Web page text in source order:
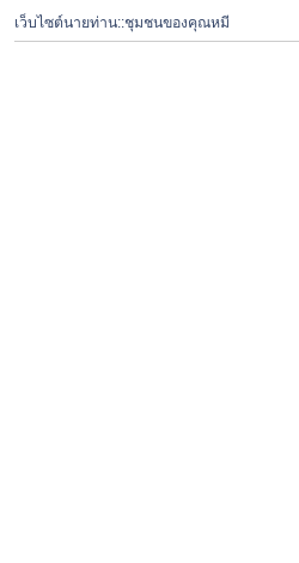
เว็บไซต์นายท่าน::ชุมชนของคุณหมี